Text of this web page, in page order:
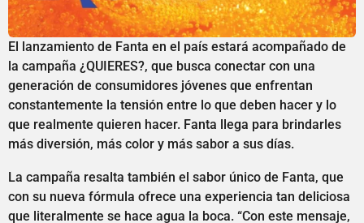
El lanzamiento de Fanta en el país estará acompañado de
la campaña ¿QUIERES?, que busca conectar con una
generación de consumidores jóvenes que enfrentan
constantemente la tensión entre lo que deben hacer y lo
que realmente quieren hacer. Fanta llega para brindarles
más diversión, más color y más sabor a sus días.
La campaña resalta también el sabor único de Fanta, que
con su nueva fórmula ofrece una experiencia tan deliciosa
que literalmente se hace agua la boca. “Con este mensaje,